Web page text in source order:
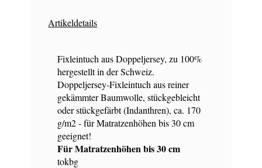
Artikeldetails
Fixleintuch aus Doppeljersey, zu 100%
hergestellt in der Schweiz.
Doppeljersey-Fixleintuch aus reiner
gekämmter Baumwolle, stückgebleicht
oder stückgefärbt (Indanthren), ca. 170
g/m2 - für Matratzenhöhen bis 30 cm
geeignet!
Für Matratzenhöhen bis 30 cm
tokbg